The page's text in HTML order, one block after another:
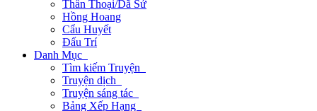
Thần Thoại/Dã Sử
Hồng Hoang
Cẩu Huyết
Đấu Trí
Danh Mục
Tìm kiếm Truyện
Truyện dịch
Truyện sáng tác
Bảng Xếp Hạng